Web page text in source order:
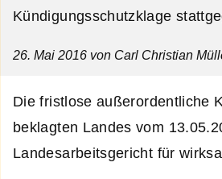
Kündigungsschutzklage
26. Mai 2016 von Carl Christian
Die fristlose außerordentliche
beklagten Landes vom
Landesarbeitsgericht für